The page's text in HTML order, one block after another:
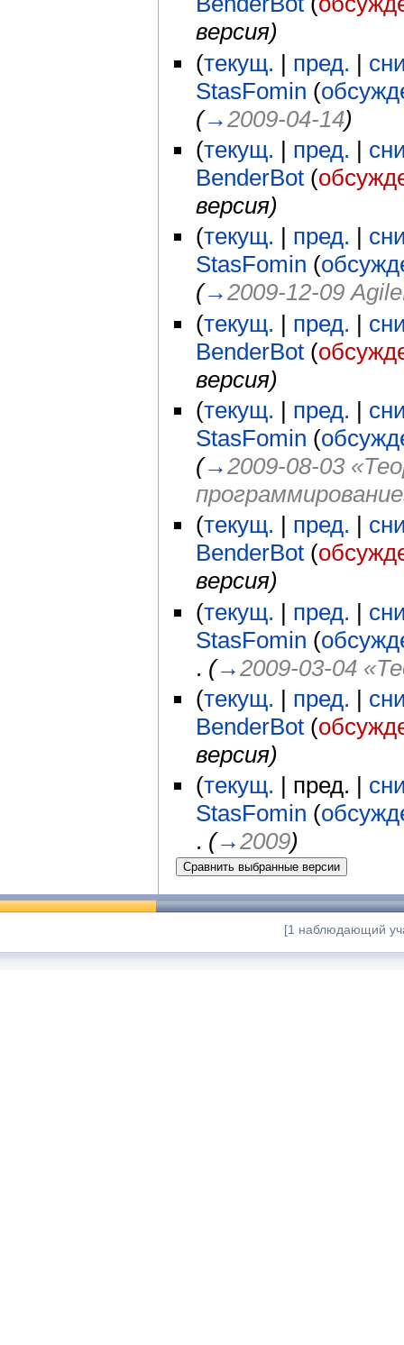
версия)
(текущ. | пред. |
StasFomin (
(→2009-04-14)
(текущ. | пред. |
BenderBot (
версия)
(текущ. | пред. |
StasFomin (
(→2009-12-09
(текущ. | пред. |
BenderBot (
версия)
(текущ. | пред. |
StasFomin (
(→2009-08-03
(текущ. | пред. |
BenderBot (
версия)
(текущ. | пред. |
StasFomin (
. (→2009-03-04
(текущ. | пред. |
BenderBot (
версия)
(текущ. | пред. |
StasFomin (
. (→2009)
[1 наблюдающий